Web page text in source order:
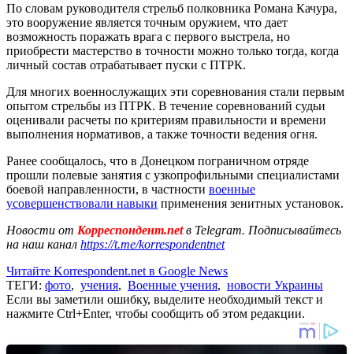
По словам руководителя стрельб полковника Романа Качура,
это вооружение является точным оружием, что дает
возможность поражать врага с первого выстрела, но
приобрести мастерство в точности можно только тогда, когда
личный состав отрабатывает пуски с ПТРК.
Для многих военнослужащих эти соревнования стали первым
опытом стрельбы из ПТРК. В течение соревнований судьи
оценивали расчеты по критериям правильности и времени
выполнения нормативов, а также точности ведения огня.
Ранее сообщалось, что в Донецком пограничном отряде
прошли полевые занятия с узкопрофильными специалистами
боевой направленности, в частности военные
усовершенствовали навыки применения зенитных установок.
Новости от Корреспондент.netв Telegram. Подписывайтесь
на наш канал https://t.me/korrespondentnet
Читайте Korrespondent.net в Google News
ТЕГИ: фото, учения, Военные учения, новости Украины
Если вы заметили ошибку, выделите необходимый текст и
нажмите Ctrl+Enter, чтобы сообщить об этом редакции.